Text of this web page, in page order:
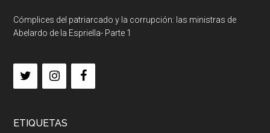
Cómplices del patriarcado y la corrupción: las ministras de
Abelardo de la Espriella- Parte 1
ETIQUETAS